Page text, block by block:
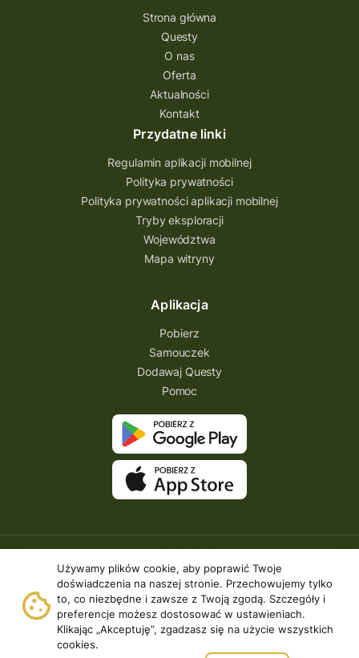
Używamy plików cookie, aby poprawić Twoje
doświadczenia na naszej stronie. Przechowujemy tylko
to, co niezbędne i zawsze z Twoją zgodą. Szczegóły i
preferencje możesz dostosować w ustawieniach.
Klikając „Akceptuję”, zgadzasz się na użycie wszystkich
cookies.
Strona główna
Questy
O nas
Oferta
Aktualności
Kontakt
Przydatne linki
Regulamin aplikacji mobilnej
Polityka prywatności
Polityka prywatności aplikacji mobilnej
Tryby eksploracji
Województwa
Mapa witryny
Aplikacja
Pobierz
Samouczek
Dodawaj Questy
Pomoc
Copyright © 2026 | Questing.pl. | Wszystkie prawa